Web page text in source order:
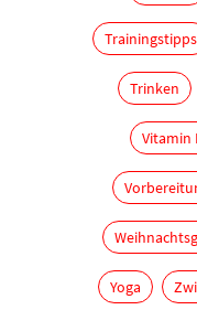
Trainingstipps
Trinken
Vitamin
Yoga